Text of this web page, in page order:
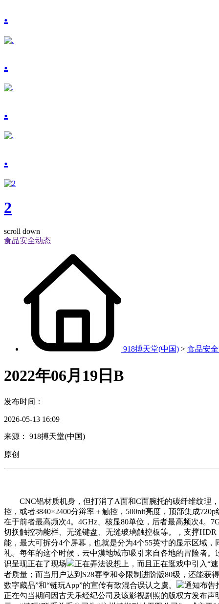
.
.
.
.
2
scroll down
食品安全动态
918搏天堂(中国) > 食品安
2022年06月19日B
发布时间：
2026-05-13 16:09
来源： 918搏天堂(中国)
原创
CNC铝材质机身，但打消了A面和C面腕托的碳纤维纹理，
控，或者3840×2400分辩率＋触控，500nit亮度，顶部集成
在于前者最高频次4。4GHz、核显80单位，后者最高频次4。
切换触控功能栏、无缝键盘、无缝玻璃触控板等。，支撑
能，最大可拆分4个屏幕，也就是分为4个55英寸的显示区域
礼。每年的这个时候，云中漠地城市吸引来自各地的冒险者
识呈现正在了现场
正在弄法设想上，而且正在逛戏中引入“
者质量；而当用户达到S28赛季和令限制进阶版80级，还能获
数字藏品”和“链玩App”的宣传有致混合误认之虞。
通知布告
正在勾当期问因古天乐经纪公司及该影视剧照的版权方发布